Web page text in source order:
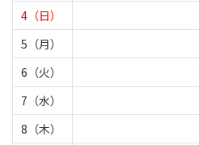
4（日）
5（月）
6（火）
7（水）
8（木）